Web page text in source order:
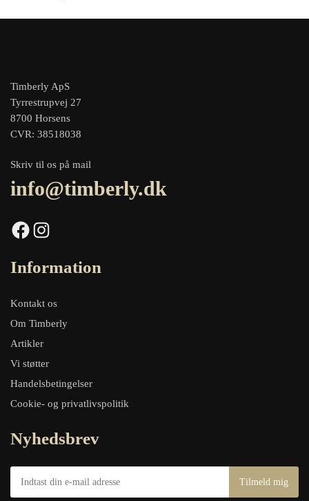
Timberly ApS
Tyrrestrupvej 27
8700 Horsens
CVR: 38518038
Skriv til os på mail
info@timberly.dk
Facebook Instagram
Information
Kontakt os
Om Timberly
Artikler
Vi støtter
Handelsbetingelser
Cookie- og privatlivspolitik
Nyhedsbrev